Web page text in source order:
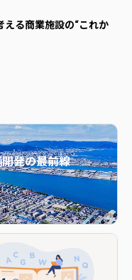
える商業施設の“これか
発の最前線